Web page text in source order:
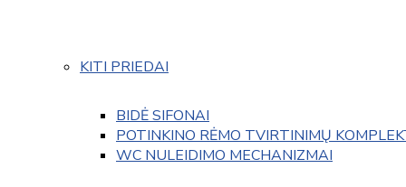
KITI PRIEDAI
BIDĖ SIFONAI
POTINKINO RĖMO TVIRTINIMŲ
WC NULEIDIMO MECHANIZMAI